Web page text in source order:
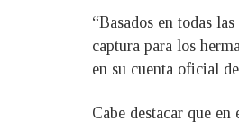
“Basados en todas
captura para los
en su cuenta oficial
Cabe destacar que